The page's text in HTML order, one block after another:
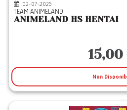
02-07-2025
TEAM ANIMELAND
ANIMELAND HS HENTAI
Non